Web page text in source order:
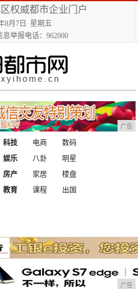
权威都市企业门户
8月7日 星期五
举报电话：962000
广告
科技 电商
数码
娱乐
八卦
明星
房产 家居
楼盘
教育
课程
出国
广告